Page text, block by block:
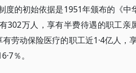
度的初始依据是1951年颁布的《
302万人，享有半费待遇的职工
有劳动保险医疗的职工近1·4亿人
％。